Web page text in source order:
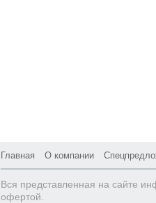
Главная О компании
Вся представленная на сайте
офертой.